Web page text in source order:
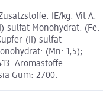
IE/kg: Vit A:
sulfat Monohydrat: (Fe:
(II)-sulfat
(Mn: 1,5);
Aromastoffe.
Gum: 2700.